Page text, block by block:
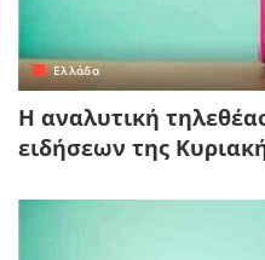
Ελλάδα
Η αναλυτική
ειδήσεων της